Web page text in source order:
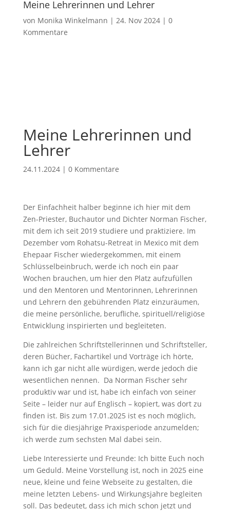
Meine Lehrerinnen und Lehrer
von Monika Winkelmann | 24. Nov 2024| 0
Kommentare
Meine Lehrerinnen und
Lehrer
24.11.2024| 0 Kommentare
Der Einfachheit halber beginne ich hier mit dem
Zen-Priester, Buchautor und Dichter Norman Fischer,
mit dem ich seit 2019 studiere und praktiziere. Im
Dezember vom Rohatsu-Retreat in Mexico mit dem
Ehepaar Fischer wiedergekommen, mit einem
Schlüsselbeinbruch, werde ich noch ein paar
Wochen brauchen, um hier den Platz aufzufüllen
und den Mentoren und Mentorinnen, Lehrerinnen
und Lehrern den gebührenden Platz einzuräumen,
die meine persönliche, berufliche, spirituell/religiöse
Entwicklung inspirierten und begleiteten.
Die zahlreichen Schriftstellerinnen und Schriftsteller,
deren Bücher, Fachartikel und Vorträge ich hörte,
kann ich gar nicht alle würdigen, werde jedoch die
wesentlichen nennen. Da Norman Fischer sehr
produktiv war und ist, habe ich einfach von seiner
Seite – leider nur auf Englisch – kopiert, was dort zu
finden ist. Bis zum 17.01.2025 ist es noch möglich,
sich für die diesjährige Praxisperiode anzumelden;
ich werde zum sechsten Mal dabei sein.
Liebe Interessierte und Freunde: Ich bitte Euch noch
um Geduld. Meine Vorstellung ist, noch in 2025 eine
neue, kleine und feine Webseite zu gestalten, die
meine letzten Lebens- und Wirkungsjahre begleiten
soll. Das bedeutet, dass ich mich schon jetzt und